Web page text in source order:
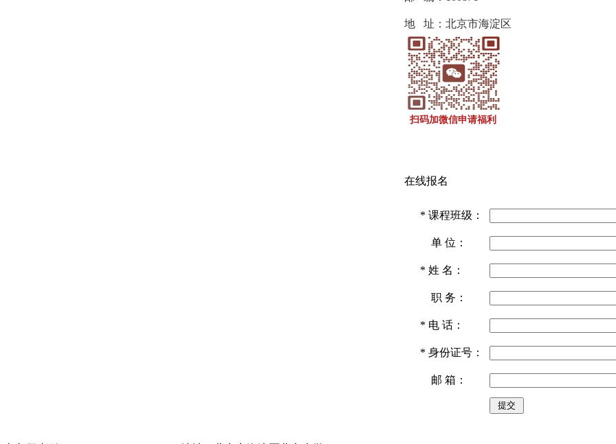
地 址：北京市海淀区
扫码加微信申请福利
在线报名
* 课程班级：
单 位：
* 姓 名：
职 务：
* 电 话：
* 身份证号：
邮 箱：